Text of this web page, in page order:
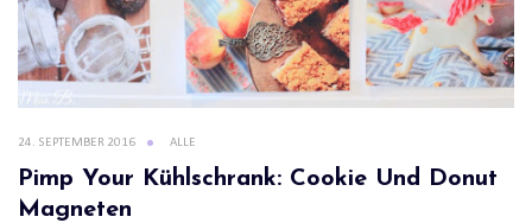
24. SEPTEMBER 2016 ALLE
Pimp Your Kühlschrank: Cookie Und Donut
Magneten